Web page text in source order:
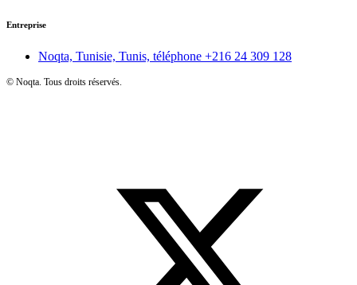
Entreprise
Noqta, Tunisie, Tunis, téléphone +216 24 309 128
© Noqta. Tous droits réservés.